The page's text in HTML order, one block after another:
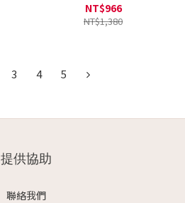
NT$966
NT$1,380
3 4 5
提供協助
聯絡我們